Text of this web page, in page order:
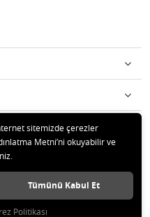
hakları saklıdır.
sitemizde çerezler
Metni’ni okuyabilir ve
Tümünü Kabul Et
Politikası